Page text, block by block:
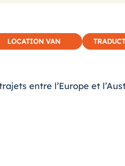
LOCATION VAN
entre l’Europe et